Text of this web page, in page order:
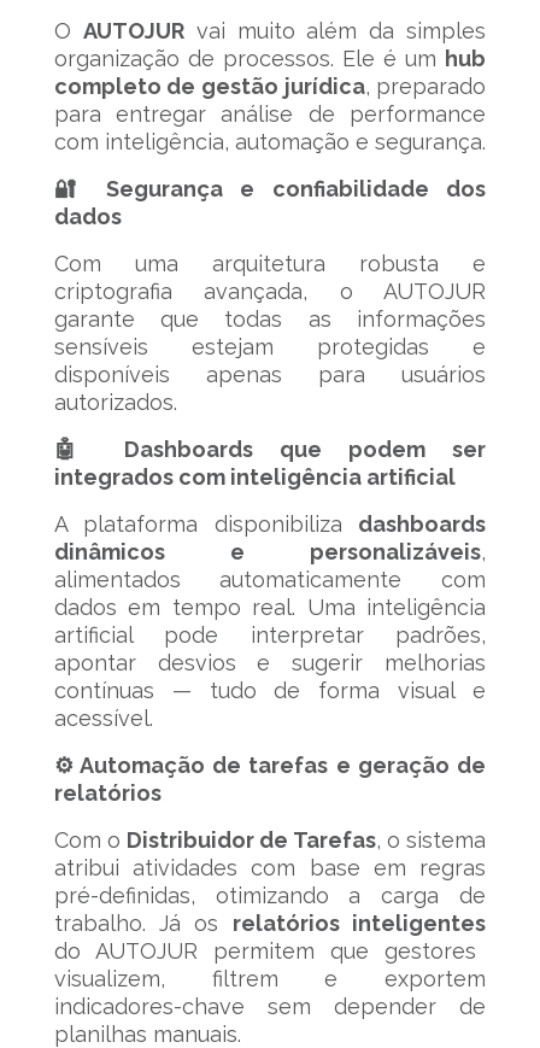
O AUTOJURvai muito além da simples
organização de processos. Ele é um hub
completo de gestão jurídica, preparado
para entregar análise de performance
com inteligência, automação e segurança.
🔐 Segurança e confiabilidade dos
dados
Com uma arquitetura robusta e
criptografia avançada, o AUTOJUR
garante que todas as informações
sensíveis estejam protegidas e
disponíveis apenas para usuários
autorizados.
🤖 Dashboards que podem ser
integrados com inteligência artificial
A plataforma disponibiliza dashboards
dinâmicos e personalizáveis,
alimentados automaticamente com
dados em tempo real. Uma inteligência
artificial pode interpretar padrões,
apontar desvios e sugerir melhorias
contínuas — tudo de forma visual e
acessível.
⚙️ Automação de tarefas e geração de
relatórios
Com o Distribuidor de Tarefas, o sistema
atribui atividades com base em regras
pré-definidas, otimizando a carga de
trabalho. Já os relatórios inteligentes
do AUTOJUR permitem que gestores
visualizem, filtrem e exportem
indicadores-chave sem depender de
planilhas manuais.